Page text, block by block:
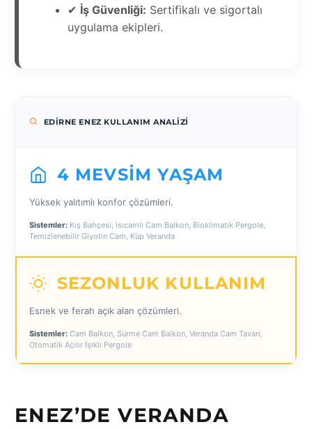
✔ İş Güvenliği: Sertifikalı ve sigortalı
uygulama ekipleri.
EDIRNE ENEZ KULLANIM ANALIZI
4 MEVSIM YAŞAM
Yüksek yalıtımlı konfor çözümleri.
Sistemler: Kış Bahçesi, Isıcamlı Cam Balkon, Bioklimatik Pergole,
Temizlenebilir Giyotin Cam, Küp Veranda
SEZONLUK KULLANIM
Esnek ve ferah açık alan çözümleri.
Sistemler: Cam Balkon, Sürme Cam Balkon, Veranda Cam Tavan,
Otomatik Açılır Işıklı Pergole
ENEZ’DE VERANDA